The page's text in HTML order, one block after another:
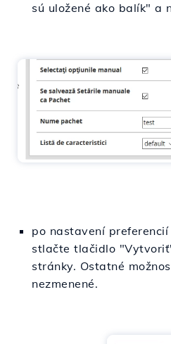
sú uložené ako balík" a
po nastavení
stlačte tlačidlo
stránky. Ostatné
nezmenené.